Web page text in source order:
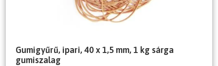
Gumigyűrű, ipari, 40 x 1,5 mm, 1 kg sárga
gumiszalag